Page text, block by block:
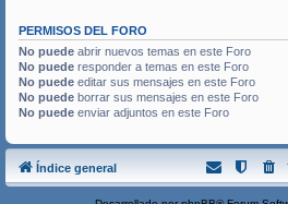
PERMISOS DEL FORO
No puede abrir nuevos temas en este Foro
No puede responder a temas en este Foro
No puede editar sus mensajes en este Foro
No puede borrar sus mensajes en este Foro
No puede enviar adjuntos en este Foro
Índice general